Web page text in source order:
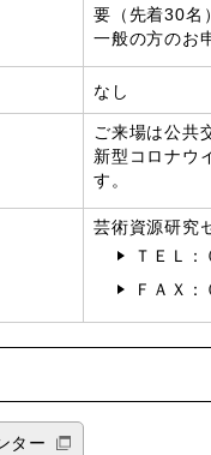
要（先着30名）
一般の方のお
なし
ご来場は公共
新型コロナウ
す。
芸術資源研究
ＴＥＬ：
ＦＡＸ
ター